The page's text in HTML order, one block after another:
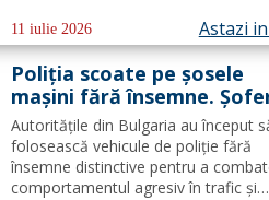
sau lucrează într-un alt stat
stabilesc reguli mai clare pentru
indemnizații familiale, detașări...
11 iulie 2026 Astazi
Poliția scoate pe șosele
mașini fără însemne.
sunt opriți cu un mesaj
pe lunetă
Autoritățile din Bulgaria au început
folosească vehicule de poliție fără
însemne distinctive pentru a
comportamentul agresiv în trafic și